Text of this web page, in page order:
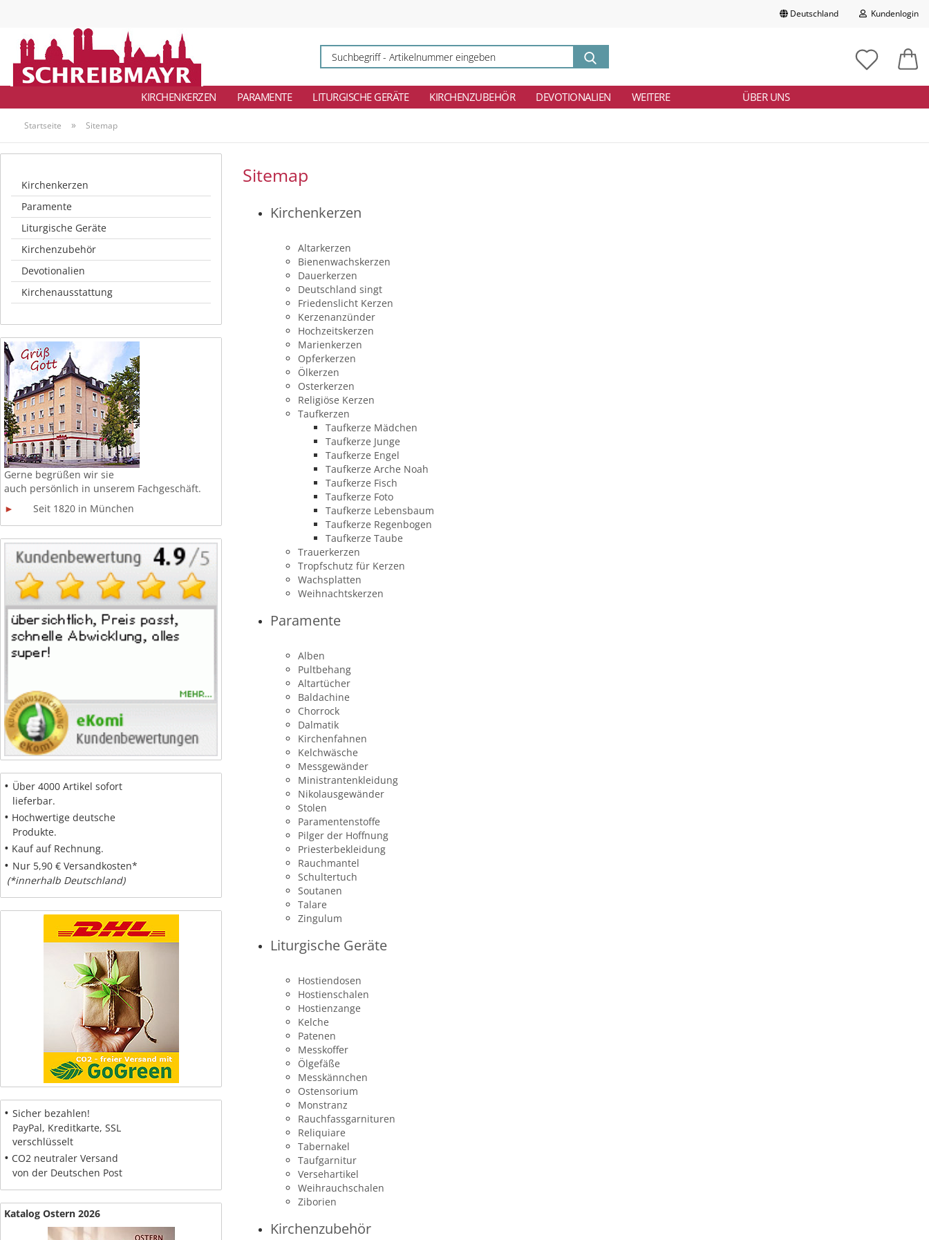
Deutschland Kundenlogin
E-Mail
eingeben
KIRCHENKERZEN PARAMENTE LITURGISCHE GERÄTE KIRCHENZUBEHÖR DEVOTIONALIEN ÜBER UNS
WEITERE
Startseite » Sitemap
Sitemap
Kirchenkerzen
Altarkerzen
Bienenwachskerzen
Dauerkerzen
Deutschland singt
Friedenslicht Kerzen
Kerzenanzünder
Hochzeitskerzen
Marienkerzen
Opferkerzen
Ölkerzen
Osterkerzen
Religiöse Kerzen
Taufkerzen
Taufkerze Mädchen
Taufkerze Junge
Taufkerze Engel
Taufkerze Arche Noah
Taufkerze Fisch
Taufkerze Foto
Taufkerze Lebensbaum
Taufkerze Regenbogen
Taufkerze Taube
Trauerkerzen
Tropfschutz für Kerzen
Wachsplatten
Weihnachtskerzen
Paramente
Alben
Pultbehang
Altartücher
Baldachine
Chorrock
Dalmatik
Kirchenfahnen
Kelchwäsche
Messgewänder
Ministrantenkleidung
Nikolausgewänder
Stolen
Paramentenstoffe
Pilger der Hoffnung
Priesterbekleidung
Rauchmantel
Schultertuch
Soutanen
Talare
Zingulum
Liturgische Geräte
Hostiendosen
Hostienschalen
Hostienzange
Kelche
Patenen
Messkoffer
Ölgefäße
Messkännchen
Ostensorium
Monstranz
Rauchfassgarnituren
Reliquiare
Tabernakel
Taufgarnitur
Versehartikel
Weihrauchschalen
Ziborien
Kirchenzubehör
Kirchenkerzen
Paramente
Liturgische Geräte
Kirchenzubehör
Devotionalien
Kirchenausstattung
Gerne begrüßen wir sie
auch persönlich in unserem Fachgeschäft.
►
Seit 1820 in München
• Über 4000 Artikel sofort
lieferbar.
• Hochwertige deutsche
Produkte.
• Kauf auf Rechnung.
• Nur 5,90 € Versandkosten*
(*innerhalb Deutschland)
• Sicher bezahlen!
PayPal, Kreditkarte, SSL
verschlüsselt
• CO2 neutraler Versand
von der Deutschen Post
Katalog Ostern 2026